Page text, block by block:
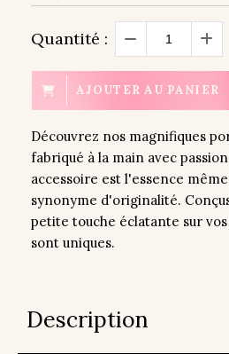
Quantité :
AJOUTER AU PANIER
Découvrez nos magnifiques
fabriqué à la main avec
accessoire est l'essence
synonyme d'originalité.
petite touche éclatante sur vos
sont uniques.
Description